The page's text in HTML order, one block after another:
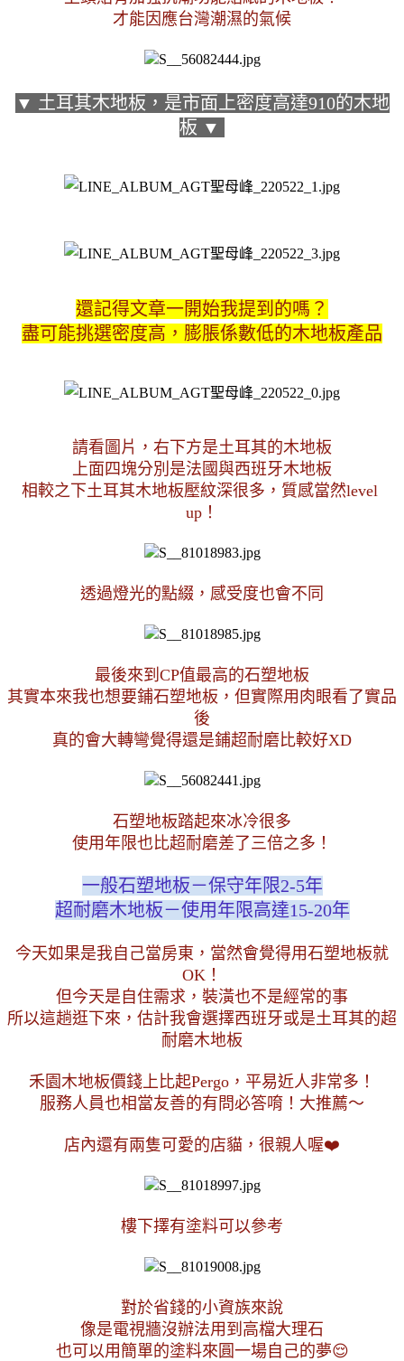
才能因應台灣潮濕的氣候
▼ 土耳其木地板，是市面上密度高達910的木地
板 ▼
還記得文章一開始我提到的嗎？
盡可能挑選密度高，膨脹係數低的木地板產品
請看圖片，右下方是土耳其的木地板
上面四塊分別是法國與西班牙木地板
相較之下土耳其木地板壓紋深很多，質感當然level
up！
透過燈光的點綴，感受度也會不同
最後來到CP值最高的石塑地板
其實本來我也想要鋪石塑地板，但實際用肉眼看了實品
後
真的會大轉彎覺得還是鋪超耐磨比較好XD
石塑地板踏起來冰冷很多
使用年限也比超耐磨差了三倍之多！
一般石塑地板－保守年限2-5年
超耐磨木地板－使用年限高達15-20年
今天如果是我自己當房東，當然會覺得用石塑地板就
OK！
但今天是自住需求，裝潢也不是經常的事
所以這趟逛下來，估計我會選擇西班牙或是土耳其的超
耐磨木地板
禾園木地板價錢上比起Pergo，平易近人非常多！
服務人員也相當友善的有問必答唷！大推薦～
店內還有兩隻可愛的店貓，很親人喔❤️
樓下擇有塗料可以參考
對於省錢的小資族來說
像是電視牆沒辦法用到高檔大理石
也可以用簡單的塗料來圓一場自己的夢😌